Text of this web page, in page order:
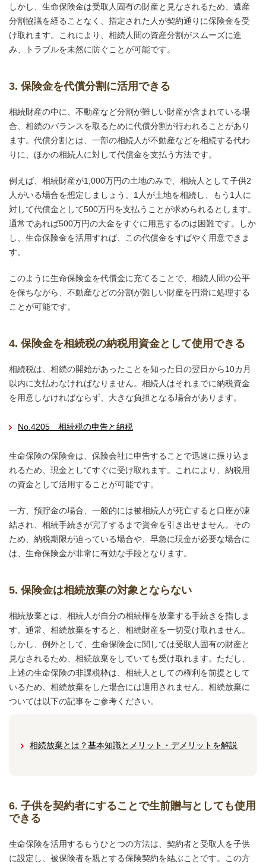
しかし、生命保険金は受取人固有の財産と見なされるため、遺産
分割協議を経ることなく、指定された人が契約通りに保険金を受
け取れます。これにより、相続人間の資産分割がスムーズに進
み、トラブルを未然に防ぐことが可能です。
3. 保険金を代償分割に活用できる
相続財産の中に、不動産など分割が難しい財産が含まれている場
合、相続のバランスを取るために代償分割が行われることがあり
ます。代償分割とは、一部の相続人が不動産などを相続する代わ
りに、ほかの相続人に対して代償金を支払う方法です。
例えば、相続財産が1,000万円の土地のみで、相続人として子供2
人がいる場合を想定しましょう。1人が土地を相続し、もう1人に
対して代償金として500万円を支払うことが求められるとします。
通常であれば500万円の大金をすぐに用意するのは困難です。しか
し、生命保険金を活用すれば、この代償金をすばやく用意できま
す。
このように生命保険金を代償金に充てることで、相続人間の公平
を保ちながら、不動産などの分割が難しい財産を円滑に処理する
ことが可能です。
4. 保険金を相続税の納税用資金として使用できる
相続税は、相続の開始があったことを知った日の翌日から10カ月
以内に支払わなければなりません。相続人はそれまでに納税資金
を用意しなければならず、大きな負担となる場合があります。
No.4205 相続税の申告と納税
生命保険の保険金は、保険会社に申告することで迅速に振り込ま
れるため、現金としてすぐに受け取れます。これにより、納税用
の資金として活用することが可能です。
一方、預貯金の場合、一般的には被相続人が死亡すると口座が凍
結され、相続手続きが完了するまで資金を引き出せません。その
ため、納税期限が迫っている場合や、早急に現金が必要な場合に
は、生命保険金が非常に有効な手段となります。
5. 保険金は相続放棄の対象とならない
相続放棄とは、相続人が自分の相続権を放棄する手続きを指しま
す。通常、相続放棄をすると、相続財産を一切受け取れません。
しかし、例外として、生命保険金に関しては受取人固有の財産と
見なされるため、相続放棄をしていても受け取れます。ただし、
上述の生命保険の非課税枠は、相続人としての権利を前提として
いるため、相続放棄をした場合には適用されません。相続放棄に
ついては以下の記事をご参考ください。
相続放棄とは？基本知識とメリット・デメリットを解説
6. 子供を契約者にすることで生前贈与としても使用
できる
生命保険を活用するもうひとつの方法は、契約者と受取人を子供
に設定し、被保険者を親とする保険契約を結ぶことです。この方